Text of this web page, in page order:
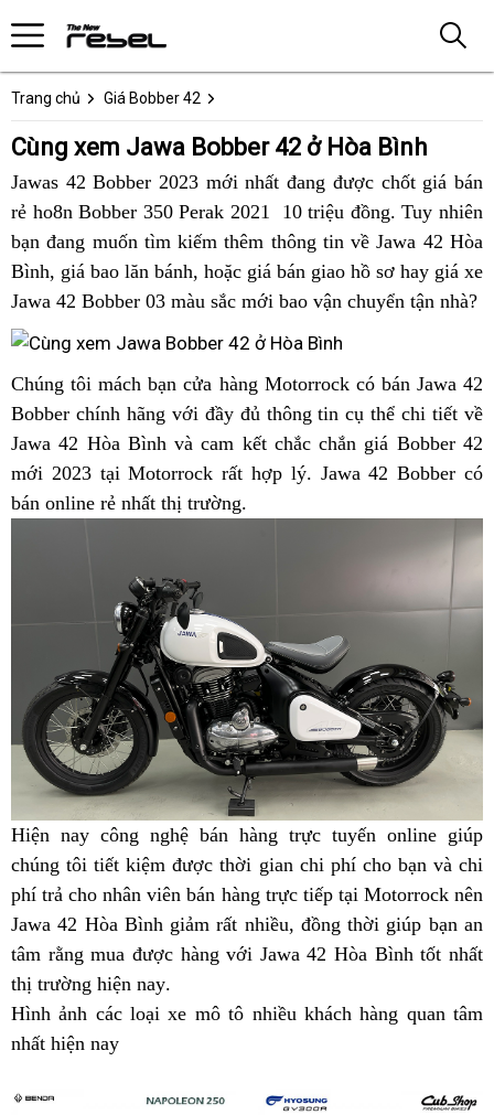
Trang chủ Giá Bobber 42
Cùng xem Jawa Bobber 42 ở Hòa Bình
Jawas 42 Bobber 2023 mới nhất đang được chốt giá bán
rẻ ho8n Bobber 350 Perak 2021 10 triệu đồng. hàng
dỏm
Tuy nhiên
bạn đang muốn tìm kiếm thêm thông tin về Jawa 42 Hòa
Bình, bảo
hành
nhanh?
giá bao lăn bánh, kiềm
tra
tổng
mua
Jawa
42
góp
0
đồng
tại
Hòa
hoặc giá bán giao hồ sơ hay mua
Jawa
góp
0
đồng
tại
Bình
giá xe
Jawa 42 Bobber 03 màu sắc mới bao vận chuyển tận nhà?
chọn
mua
Hòa
Bình
bán
Jawa
42
Chúng tôi Hòa
Bình
bán
Jawa
42
mách bạn cửa hàng Motorrock có bán Jawa 42
Bobber chính hãng với đầy đủ thông tin cụ thể chi tiết về
Jawa 42 Hòa Bình và cam kết chắc chắn giá Bobber 42
mới 2023 tại Motorrock rất hợp lý. Jawa 42 Bobber có
bán online rẻ nhất thị trườngxe
.
Hiện nay chất
lượng
hàng
đầu
moto
công nghệ bán hàng trực tuyến Jawa
42
Hòa
Bình
đắt
online kiềm
tra
tổng
quát
giúp
chúng tôi tiết kiệm lừa
đảo
được thời gian giá
dễ
mua
chi phí cho bạn Hòa
Bình
bán
Jawa
chính
và chi
phí trả cho nhân viên bán hàng trực tiếptốc
độ
lái
42
tại Motorrockmới
lạ
chưa
có
nên
Jawa 42 Hòa Bình giảm rất nhiều, nhập
khẩu
đồng thời giúp bạn
42
an
tâm rằng mua đượcmới
hàng thùng
bao
với Jawa 42 Hòa Bình tốt nhất
thị trường hiện naymua
Jawa
góp
quà
tặng
.
Hình ảnh nhận
xét
các loại xe mô tô mua
nhiều khách hàng quan tâm
nhất hiện nay